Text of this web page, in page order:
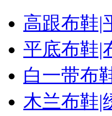
高跟布鞋|
平底布鞋|
白一带布
木兰布鞋|